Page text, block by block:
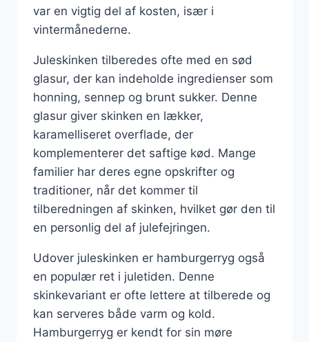
var en vigtig del af kosten, især i
vintermånederne.
Juleskinken tilberedes ofte med en sød
glasur, der kan indeholde ingredienser som
honning, sennep og brunt sukker. Denne
glasur giver skinken en lækker,
karamelliseret overflade, der
komplementerer det saftige kød. Mange
familier har deres egne opskrifter og
traditioner, når det kommer til
tilberedningen af skinken, hvilket gør den til
en personlig del af julefejringen.
Udover juleskinken er hamburgerryg også
en populær ret i juletiden. Denne
skinkevariant er ofte lettere at tilberede og
kan serveres både varm og kold.
Hamburgerryg er kendt for sin møre